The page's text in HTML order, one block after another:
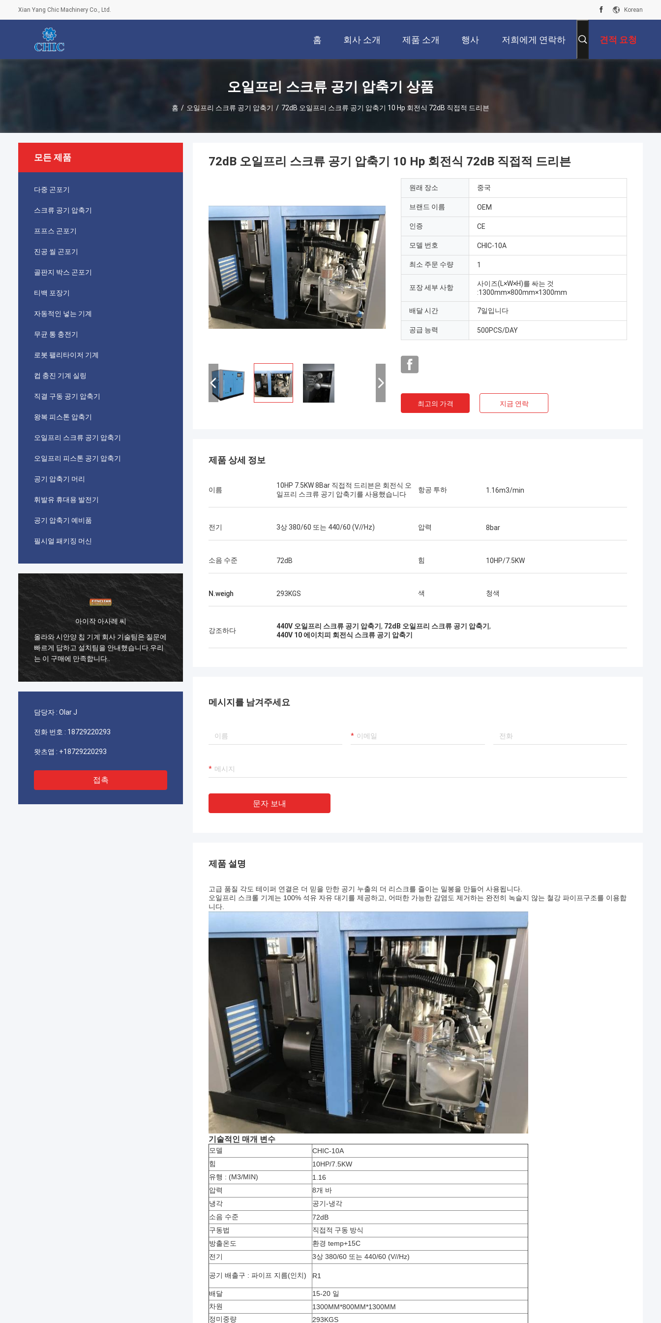
Xian Yang Chic Machinery Co., Ltd. Korean
홈 회사 소개 제품 소개 행사 저희에게 연락하 견적 요청
오일프리 스크류 공기 압축기 상품
홈 / 오일프리 스크류 공기 압축기 / 72dB 오일프리 스크류 공기 압축기 10 Hp 회전식 72dB 직접적 드리븐
모든 제품
다중 곤포기
스크류 공기 압축기
프프스 곤포기
진공 씰 곤포기
골판지 박스 곤포기
티백 포장기
자동적인 넣는 기계
무균 통 충전기
로봇 팰리타이저 기계
컵 충진 기계 실링
직결 구동 공기 압축기
왕복 피스톤 압축기
오일프리 스크류 공기 압축기
오일프리 피스톤 공기 압축기
공기 압축기 머리
휘발유 휴대용 발전기
공기 압축기 예비품
필시얼 패키징 머신
아이작 아사레 씨
올라와 시안양 칩 기계 회사 기술팀은 질문에
빠르게 답하고 설치팀을 안내했습니다.우리
는 이 구매에 만족합니다..
올라와 시안양 칩 기계 회사 기술팀은 질문에
빠르게 답하고 설치팀을 안내했습니다.우리
담당자 : Olar J
전화 번호 : 18729220293
왓츠앱 : +18729220293
접촉
72dB 오일프리 스크류 공기 압축기 10 Hp 회전식 72dB 직접적 드리븐
원래 장소 중국
브랜드 이름 OEM
인증 CE
모델 번호 CHIC-10A
최소 주문 수량 1
포장 세부 사항
사이즈(L×W×H)를 싸는 것
:1300mm×800mm×1300mm
배달 시간 7일입니다
공급 능력 500PCS/DAY
최고의 가격 지금 연락
제품 상세 정보
이름
10HP 7.5KW 8Bar 직접적 드리븐은 회전식 오
일프리 스크류 공기 압축기를 사용했습니다
항공 투하 1.16m3/min
전기 3상 380/60 또는 440/60 (V//Hz) 압력 8bar
소음 수준 72dB 힘 10HP/7.5KW
N.weigh 293KGS 색 청색
강조하다
440V 오일프리 스크류 공기 압축기 , 72dB 오일프리 스크류 공기 압축기 ,
440V 10 에이치피 회전식 스크류 공기 압축기
메시지를 남겨주세요
문자 보내
제품 설명
고급 품질 각도 테이퍼 연결은 더 믿을 만한 공기 누출의 더 리스크를 즐이는 밀봉을 만들어 사용됩니다.
오일프리 스크롤 기계는 100% 석유 자유 대기를 제공하고, 어떠한 가능한 감염도 제거하는 완전히 녹슬지 않는 철강 파이프구조를 이용합
니다.
기술적인 매개 변수
모델
CHIC-10A
힘
10HP/7.5KW
유행 : (M3/MIN)
1.16
압력
8개 바
냉각
공기-냉각
소음 수준
72dB
구동법
직접적 구동 방식
방출온도
환경 temp+15C
전기
3상 380/60 또는 440/60 (V//Hz)
공기 배출구 : 파이프 지름(인치) R1
배달
15-20 일
차원
1300MM*800MM*1300MM
정미중량
293KGS